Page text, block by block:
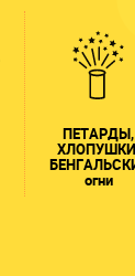
ПЕТАРДЫ,
огни